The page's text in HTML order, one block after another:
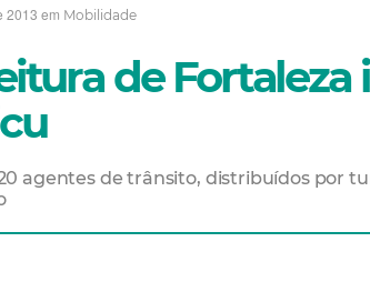
2013 em Mobilidade
de
agentes de trânsito, distribuídos por